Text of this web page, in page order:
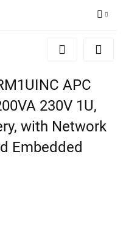
Zaloguj się
Dodaj zgłoszenie
Zgody cookies
APC
230V 1U,
with Network
Embedded